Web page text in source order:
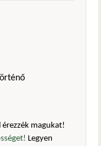
magukat!
Legyen